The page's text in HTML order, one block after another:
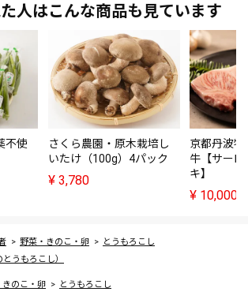
人はこんな商品も見ています
不使
さくら農園・原木栽培し
いたけ（100g）4パック
¥ 3,780
京都丹波
牛【サー
キ】
¥ 10,000
野菜・きのこ・卵
とうもろこし
うもろこし）
きのこ・卵 とうもろこし